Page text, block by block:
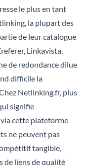
le plus en tant
la plupart des
de leur catalogue
Linkavista,
de redondance dilue
difficile la
Netlinking.fr, plus
signifie
cette plateforme
ne peuvent pas
tangible,
de liens de qualité